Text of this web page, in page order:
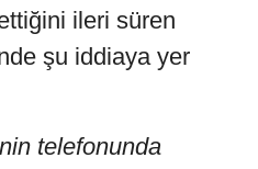
ileri süren
şu iddiaya yer
telefonunda